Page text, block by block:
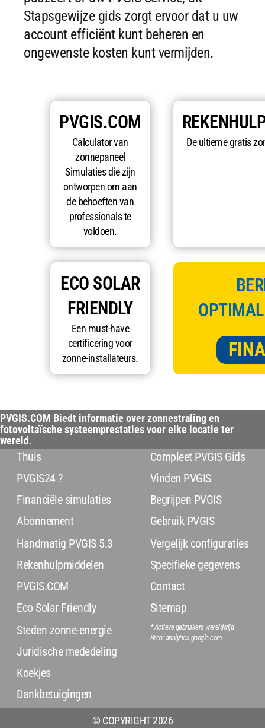
Stapsgewijze gids zorgt ervoor dat u uw
account efficiënt kunt beheren en
ongewenste kosten kunt vermijden.
PVGIS.COM
Calculator van
zonnepaneel
Simulaties die zijn
ontworpen om aan
de behoeften van
professionals te
voldoen.
De ultieme gratis
ECO SOLAR
FRIENDLY
Een must-have
certificering voor
zonne-installateurs.
PVGIS.COM Biedt informatie over zonnestraling en
fotovoltaïsche systeemprestaties voor elke locatie ter
wereld.
Thuis
PVGIS24 ?
Financiële simulaties
Abonnement
Handmatig PVGIS 5.3
Rekenhulpmiddelen
PVGIS.COM
Eco Solar Friendly
Steden zonne-energie
Juridische mededeling
Koekjes
Dankbetuigingen
Compleet PVGIS Gids
Vinden PVGIS
Begrijpen PVGIS
Gebruik PVGIS
Vergelijk configuraties
Specifieke gegevens
Contact
Sitemap
* Actieve gebruikers wereldwijd
Bron: analytics.google.com
© COPYRIGHT 2026